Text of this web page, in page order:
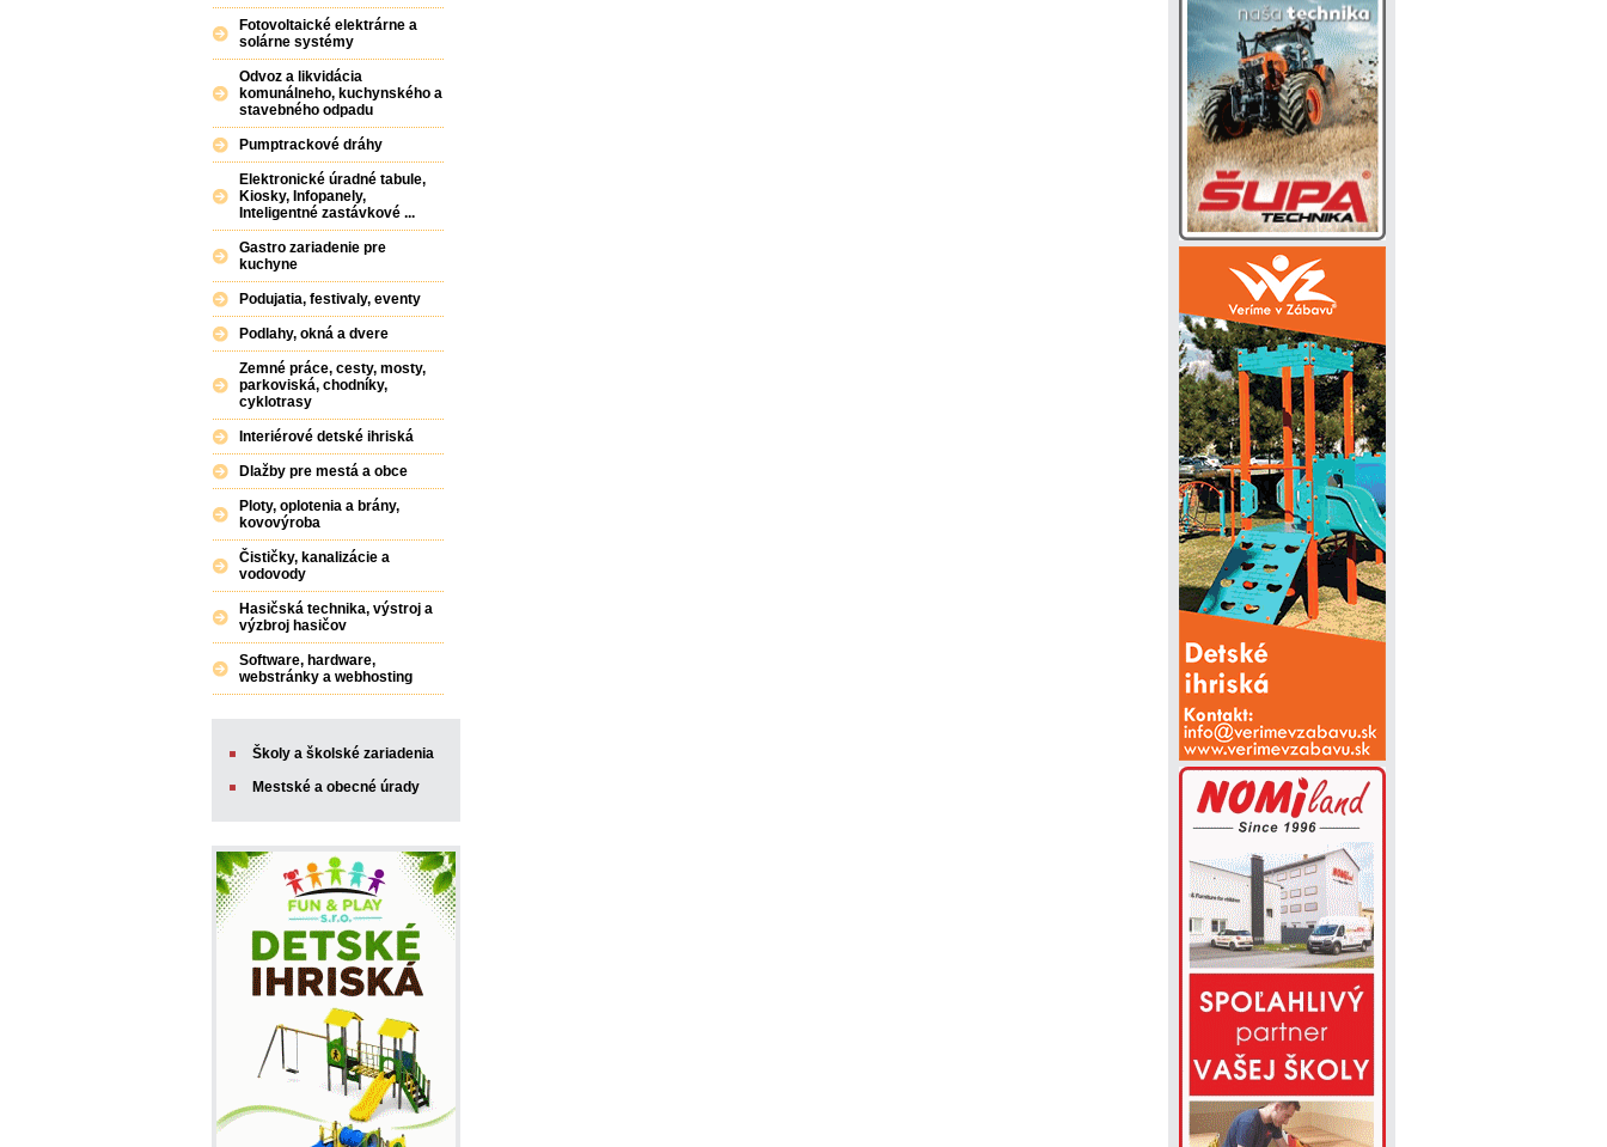
Fotovoltaické elektrárne a
solárne systémy
Odvoz a likvidácia
komunálneho, kuchynského a
stavebného odpadu
Pumptrackové dráhy
Elektronické úradné tabule,
Kiosky, Infopanely,
Inteligentné zastávkové ...
Gastro zariadenie pre
kuchyne
Podujatia, festivaly, eventy
Podlahy, okná a dvere
Zemné práce, cesty, mosty,
parkoviská, chodníky,
cyklotrasy
Interiérové detské ihriská
Dlažby pre mestá a obce
Ploty, oplotenia a brány,
kovovýroba
Čističky, kanalizácie a
vodovody
Hasičská technika, výstroj a
výzbroj hasičov
Software, hardware,
webstránky a webhosting
Školy a školské zariadenia
Mestské a obecné úrady